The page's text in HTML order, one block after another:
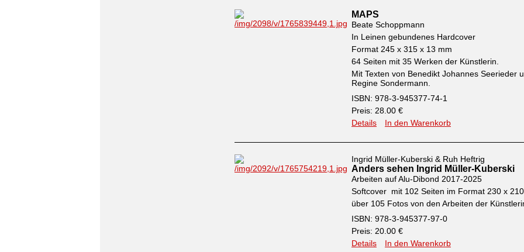
MAPS
Beate Schoppmann
In Leinen gebundenes Hardcover
Format 245 x 315 x 13 mm
64 Seiten mit 35 Werken der Künstlerin.
Mit Texten von Benedikt Johannes Seerieder
Regine Sondermann.
ISBN: 978-3-945377-74-1
Preis: 28.00 €
Details
In den Warenkorb
Ingrid Müller-Kuberski & Ruh Heftrig
Anders sehen Ingrid Müller-Kuberski
Arbeiten auf Alu-Dibond 2017-2025
Softcover mit 102 Seiten im Format 230 x
über 105 Fotos von den Arbeiten der
ISBN: 978-3-945377-97-0
Preis: 20.00 €
Details
In den Warenkorb